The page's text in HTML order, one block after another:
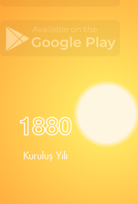
1880
Kuruluş Yılı